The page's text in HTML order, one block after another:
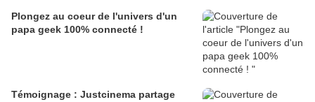
#internship #overblog #experience
#fun #perfect #article #blogging
Plongez au coeur de l'univers d'un
papa geek 100% connecté !
Témoignage : Justcinema partage